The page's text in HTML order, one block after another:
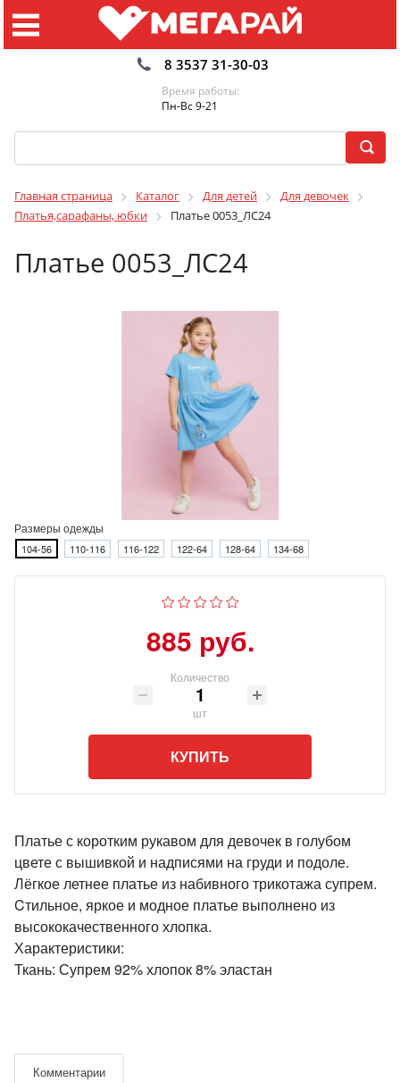
8 3537 31-30-03
Время работы:
Пн-Вс 9-21
Главная страница Каталог Для детей
Для девочек
Платья,сарафаны, юбки
Платье 0053_ЛС24
Платье 0053_ЛС24
Размеры одежды
104-56 110-116 116-122 122-64 128-64 134-68
885 руб.
Количество
шт
КУПИТЬ
Платье с коротким рукавом для девочек в голубом
цвете с вышивкой и надписями на груди и подоле.
Лёгкое летнее платье из набивного трикотажа супрем.
Cтильное, яркое и модное платье выполнено из
высококачественного хлопка.
Характеристики:
Ткань: Супрем 92% хлопок 8% эластан
Комментарии